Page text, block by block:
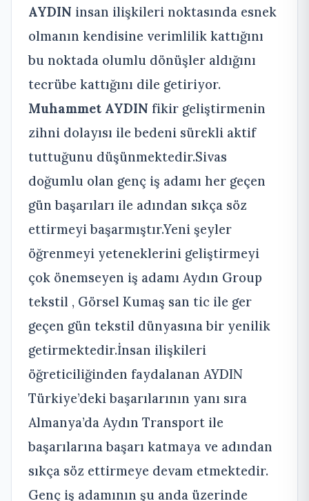
AYDIN insan ilişkileri noktasında esnek
olmanın kendisine verimlilik kattığını
bu noktada olumlu dönüşler aldığını
tecrübe kattığını dile getiriyor.
Muhammet AYDIN fikir geliştirmenin
zihni dolayısı ile bedeni sürekli aktif
tuttuğunu düşünmektedir.Sivas
doğumlu olan genç iş adamı her geçen
gün başarıları ile adından sıkça söz
ettirmeyi başarmıştır.Yeni şeyler
öğrenmeyi yeteneklerini geliştirmeyi
çok önemseyen iş adamı Aydın Group
tekstil , Görsel Kumaş san tic ile ger
geçen gün tekstil dünyasına bir yenilik
getirmektedir.İnsan ilişkileri
öğreticiliğinden faydalanan AYDIN
Türkiye’deki başarılarının yanı sıra
Almanya’da Aydın Transport ile
başarılarına başarı katmaya ve adından
sıkça söz ettirmeye devam etmektedir.
Genç iş adamının şu anda üzerinde